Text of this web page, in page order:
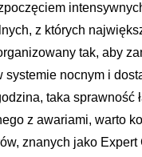
z których
tak, aby
nocnym i
taka sprawność
z awariami, warto
znanych jako